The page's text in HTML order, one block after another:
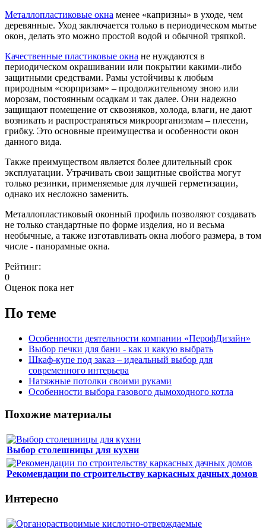
Металлопластиковые окна менее «капризны» в уходе, чем
деревянные. Уход заключается только в периодическом мытье
окон, делать это можно простой водой и обычной тряпкой.
Качественные пластиковые окна не нуждаются в
периодическом окрашивании или покрытии какими-либо
защитными средствами. Рамы устойчивы к любым
природным «сюрпризам» – продолжительному зною или
морозам, постоянным осадкам и так далее. Они надежно
защищают помещение от сквозняков, холода, влаги, не дают
возникать и распространяться микроорганизмам – плесени,
грибку. Это основные преимущества и особенности окон
данного вида.
Также преимуществом является более длительный срок
эксплуатации. Утрачивать свои защитные свойства могут
только резинки, применяемые для лучшей герметизации,
однако их несложно заменить.
Металлопластиковый оконный профиль позволяют создавать
не только стандартные по форме изделия, но и весьма
необычные, а также изготавливать окна любого размера, в том
числе - панорамные окна.
Рейтинг:
0
Оценок пока нет
По теме
Особенности деятельности компании «ПерофДизайн»
Выбор печки для бани - как и какую выбрать
Шкаф-купе под заказ – идеальный выбор для
современного интерьера
Натяжные потолки своими руками
Особенности выбора газового дымоходного котла
Похожие материалы
Выбор столешницы для кухни
Рекомендации по строительству каркасных дачных домов
Интересно